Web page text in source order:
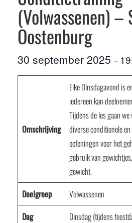
(Volwassenen) –
Oostenburg
30 september 2025 –
Omschrijving
Elke Dinsdagavond is
iedereen kan
Tijdens de les gaan
diverse conditionele
oefeningen voor het
gebruik van
gewicht.
Doelgroep
Volwassenen
Dag
Dinsdag (tijdens